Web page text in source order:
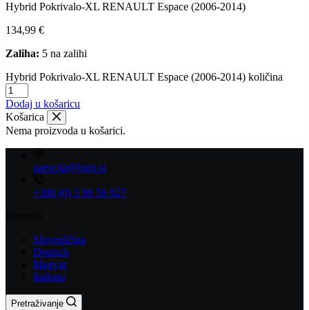
Hybrid Pokrivalo-XL RENAULT Espace (2006-2014)
134,99 €
Zaliha: 5 na zalihi
Hybrid Pokrivalo-XL RENAULT Espace (2006-2014) količina
Dodaj u košaricu
Košarica
Nema proizvoda u košarici.
narocila@luen.si
+386 (0) 5 90 56 927
Slovenščina
Deutsch
Magyar
Italiano
Pretraživanje